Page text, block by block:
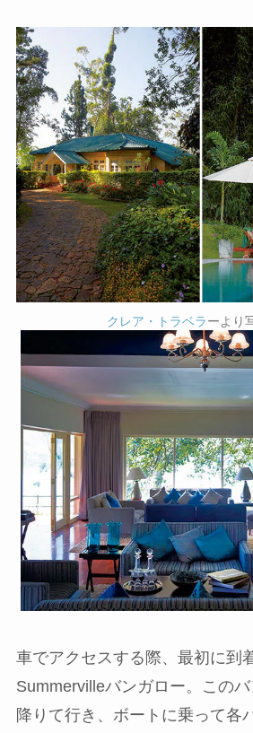
クレア・トラベラーより
車でアクセスする際、最初に到
Summervilleバンガロー。この
降りて行き、ボートに乗って各